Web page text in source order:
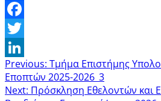
Facebook
Twitter
LinkedIn
Previous: Τμήμα Επιστήμης
Εποπτών 2025-2026_3
Next: Πρόσκληση Εθελοντών και